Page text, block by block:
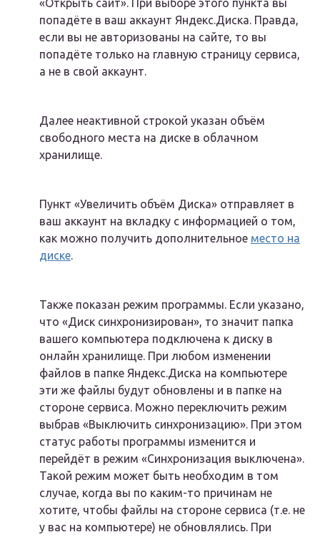
«Открыть сайт». При выборе этого пункта вы
попадёте в ваш аккаунт Яндекс.Диска. Правда,
если вы не авторизованы на сайте, то вы
попадёте только на главную страницу сервиса,
а не в свой аккаунт.
Далее неактивной строкой указан объём
свободного места на диске в облачном
хранилище.
Пункт «Увеличить объём Диска» отправляет в
ваш аккаунт на вкладку с информацией о том,
как можно получить дополнительное место на
диске.
Также показан режим программы. Если указано,
что «Диск синхронизирован», то значит папка
вашего компьютера подключена к диску в
онлайн хранилище. При любом изменении
файлов в папке Яндекс.Диска на компьютере
эти же файлы будут обновлены и в папке на
стороне сервиса. Можно переключить режим
выбрав «Выключить синхронизацию». При этом
статус работы программы изменится и
перейдёт в режим «Синхронизация выключена».
Такой режим может быть необходим в том
случае, когда вы по каким-то причинам не
хотите, чтобы файлы на стороне сервиса (т.е. не
у вас на компьютере) не обновлялись. При